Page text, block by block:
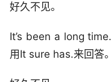
好久不见。
It’s been a long
用It sure has.来回答。